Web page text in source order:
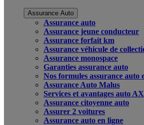
Assurance Auto
Assurance auto
Assurance jeune conducteur
Assurance forfait km
Assurance véhicule de
Assurance monospace
Garanties assurance auto
Nos formules assurance auto
Assurance Auto Malus
Services et avantages auto
Assurance citoyenne auto
Assurer 2 voitures
Assurance auto en ligne